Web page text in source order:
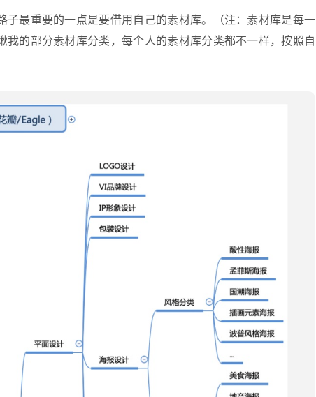
最重要的一点是要借用自己的素材库。（注：素材库是每一
的部分素材库分类，每个人的素材库分类都不一样，按照自